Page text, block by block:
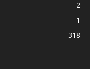
2
1
318